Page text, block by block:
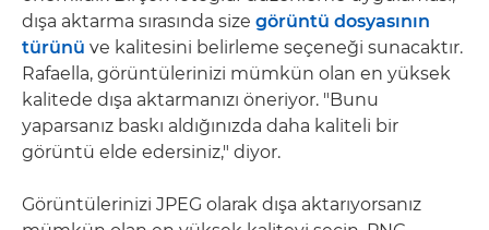
dışa aktarma sırasında size görüntü dosyasının
türünü ve kalitesini belirleme seçeneği sunacaktır.
Rafaella, görüntülerinizi mümkün olan en yüksek
kalitede dışa aktarmanızı öneriyor. "Bunu
yaparsanız baskı aldığınızda daha kaliteli bir
görüntü elde edersiniz," diyor.
Görüntülerinizi JPEG olarak dışa aktarıyorsanız